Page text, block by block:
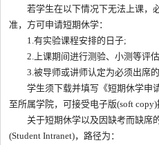
若学生在以下情况下无法上课，
准，方可申请短期休学：
1.有实验课程安排的日子;
2.上课期间进行测验、小测等评
3.被导师或讲师认定为必须出席的
学生须下载并填写《短期休学申
至所属学院，可接受电子版(soft copy)
关于短期休学以及因缺考而缺席
(Student Intranet)，路径为：